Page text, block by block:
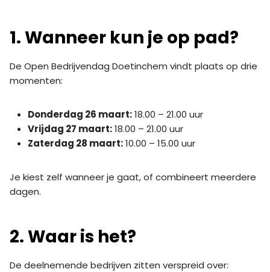
1. Wanneer kun je op pad?
De Open Bedrijvendag Doetinchem vindt plaats op drie
momenten:
Donderdag 26 maart:18.00 – 21.00 uur
Vrijdag 27 maart:18.00 – 21.00 uur
Zaterdag 28 maart:10.00 – 15.00 uur
Je kiest zelf wanneer je gaat, of combineert meerdere
dagen.
2. Waar is het?
De deelnemende bedrijven zitten verspreid over: